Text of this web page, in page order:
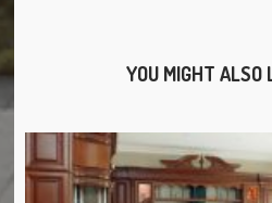
YOU MIGHT ALSO